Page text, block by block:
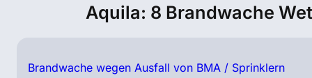
Aquila: 8 Brandwache
Brandwache wegen Ausfall von BMA / Sprinklern